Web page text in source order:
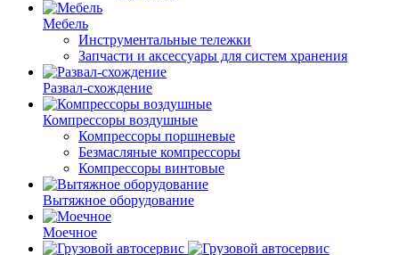
Мебель
Инструментальные тележки
Запчасти и аксессуары для систем хранения
Развал-схождение
Компрессоры воздушные
Компрессоры поршневые
Безмасляные компрессоры
Компрессоры винтовые
Вытяжное оборудование
Моечное